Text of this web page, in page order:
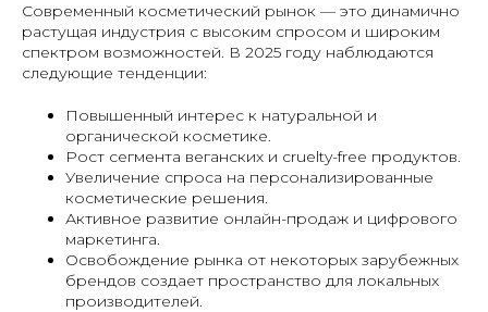
Современный косметический рынок — это динамично
растущая индустрия с высоким спросом и широким
спектром возможностей. В 2025 году наблюдаются
следующие тенденции:
Повышенный интерес к натуральной и
органической косметике.
Рост сегмента веганских и cruelty-free продуктов.
Увеличение спроса на персонализированные
косметические решения.
Активное развитие онлайн-продаж и цифрового
маркетинга.
Освобождение рынка от некоторых зарубежных
брендов создает пространство для локальных
производителей.